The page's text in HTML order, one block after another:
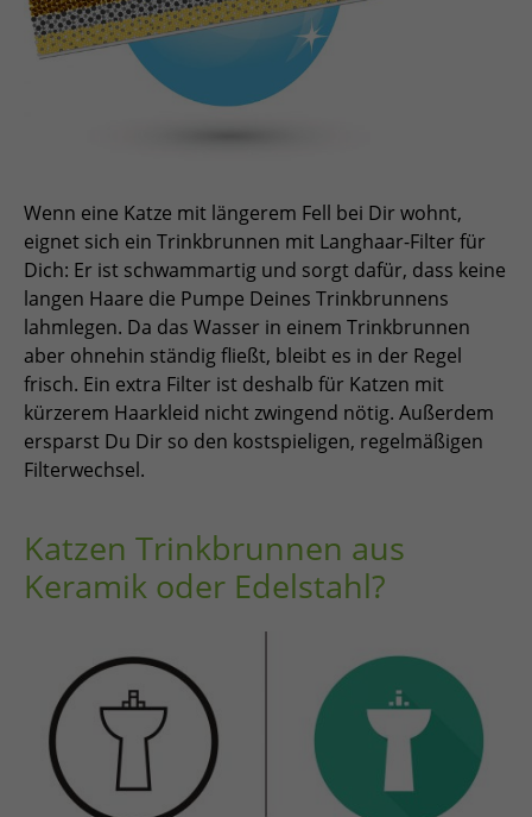
Wenn eine Katze mit längerem Fell bei Dir wohnt,
eignet sich ein Trinkbrunnen mit Langhaar-Filter für
Dich: Er ist schwammartig und sorgt dafür, dass keine
langen Haare die Pumpe Deines Trinkbrunnens
lahmlegen. Da das Wasser in einem Trinkbrunnen
aber ohnehin ständig fließt, bleibt es in der Regel
frisch. Ein extra Filter ist deshalb für Katzen mit
kürzerem Haarkleid nicht zwingend nötig. Außerdem
ersparst Du Dir so den kostspieligen, regelmäßigen
Filterwechsel.
Katzen Trinkbrunnen aus
Keramik oder Edelstahl?